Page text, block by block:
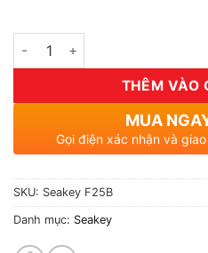
Số lượng
THÊM VÀO
MUA
Gọi điện xác nhận và
SKU: Seakey F25B
Danh mục: Seakey